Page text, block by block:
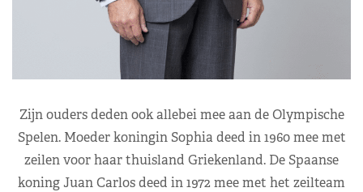
Zijn ouders deden ook allebei mee aan de Olympische
Spelen. Moeder koningin Sophia deed in 1960 mee met
zeilen voor haar thuisland Griekenland. De Spaanse
koning Juan Carlos deed in 1972 mee met het zeilteam